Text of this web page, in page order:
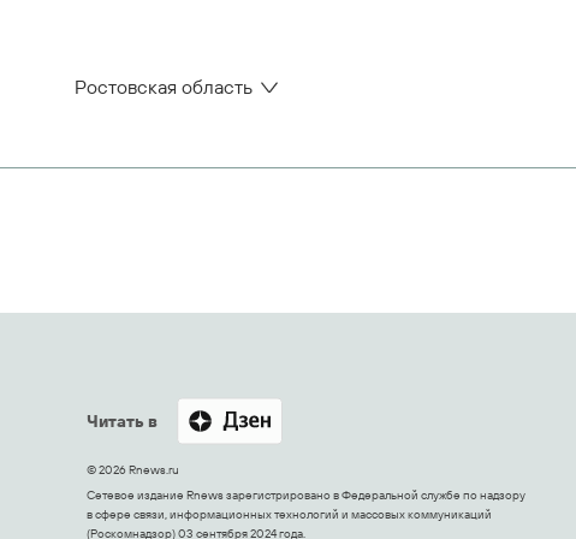
Ростовская область
Читать в
© 2026 Rnews.ru
Сетевое издание Rnews зарегистрировано в Федеральной службе по надзору
в сфере связи, информационных технологий и массовых коммуникаций
(Роскомнадзор) 03 сентября 2024 года.